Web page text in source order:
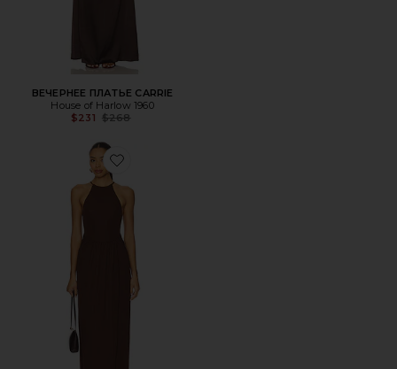
ВЕЧЕРНЕЕ ПЛАТЬЕ CARRIE
House of Harlow 1960
$231 Previous price:
$268
Favorite ВЕЧЕРНЕЕ ПЛАТЬЕ MILO